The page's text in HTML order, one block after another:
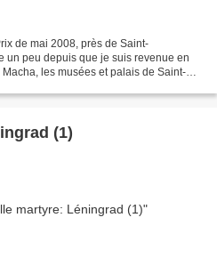
de mai 2008, près de Saint-
un peu depuis que je suis revenue en
les musées et palais de Saint-
(1)